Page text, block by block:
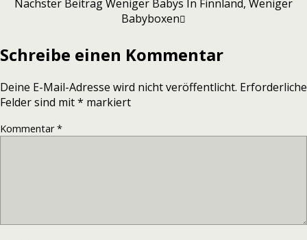
Nächster BeitragWeniger Babys In Finnland, Weniger
Babyboxen
Schreibe einen Kommentar
Deine E-Mail-Adresse wird nicht veröffentlicht. Erforderliche
Felder sind mit* markiert
Kommentar*